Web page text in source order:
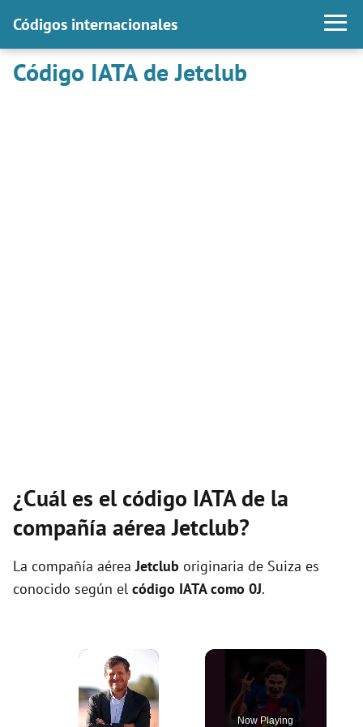
Códigos internacionales
Código IATA de Jetclub
¿Cuál es el código IATA de la
compañía aérea Jetclub?
La compañía aéreaJetclub originaria de Suiza es
conocido según el código IATA como 0J.
×
Now Playing